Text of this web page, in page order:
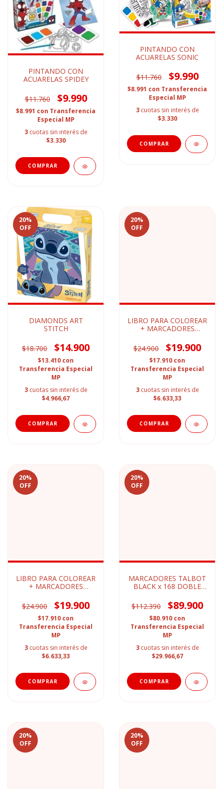
PINTANDO CON
ACUARELAS SPIDEY
$11.760 $9.990
$8.991 con Transferencia
Especial MP
3 cuotas sin interés de
$3.330
PINTANDO CON
ACUARELAS SONIC
$11.760 $9.990
$8.991 con Transferencia
Especial MP
3 cuotas sin interés de
$3.330
20%
OFF
DIAMONDS ART
STITCH
$18.700 $14.900
$13.410 con
Transferencia Especial
MP
3 cuotas sin interés de
$4.966,67
20%
OFF
LIBRO PARA COLOREAR
+ MARCADORES
$24.900
$19.900
$17.910 con
Transferencia Especial
MP
3 cuotas sin interés de
$6.633,33
20%
OFF
LIBRO PARA COLOREAR
+ MARCADORES
$24.900
$19.900
$17.910 con
Transferencia Especial
MP
3 cuotas sin interés de
$6.633,33
20%
OFF
MARCADORES TALBOT
BLACK x 168 DOBLE
$112.390
$89.900
$80.910 con
Transferencia Especial
MP
3 cuotas sin interés de
$29.966,67
20%
OFF
20%
OFF